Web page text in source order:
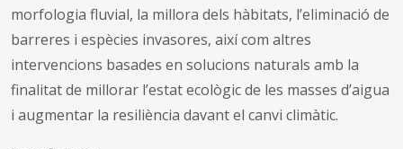
morfologia fluvial, la millora dels hàbitats, l’eliminació de
barreres i espècies invasores, així com altres
intervencions basades en solucions naturals amb la
finalitat de millorar l’estat ecològic de les masses d’aigua
i augmentar la resiliència davant el canvi climàtic.